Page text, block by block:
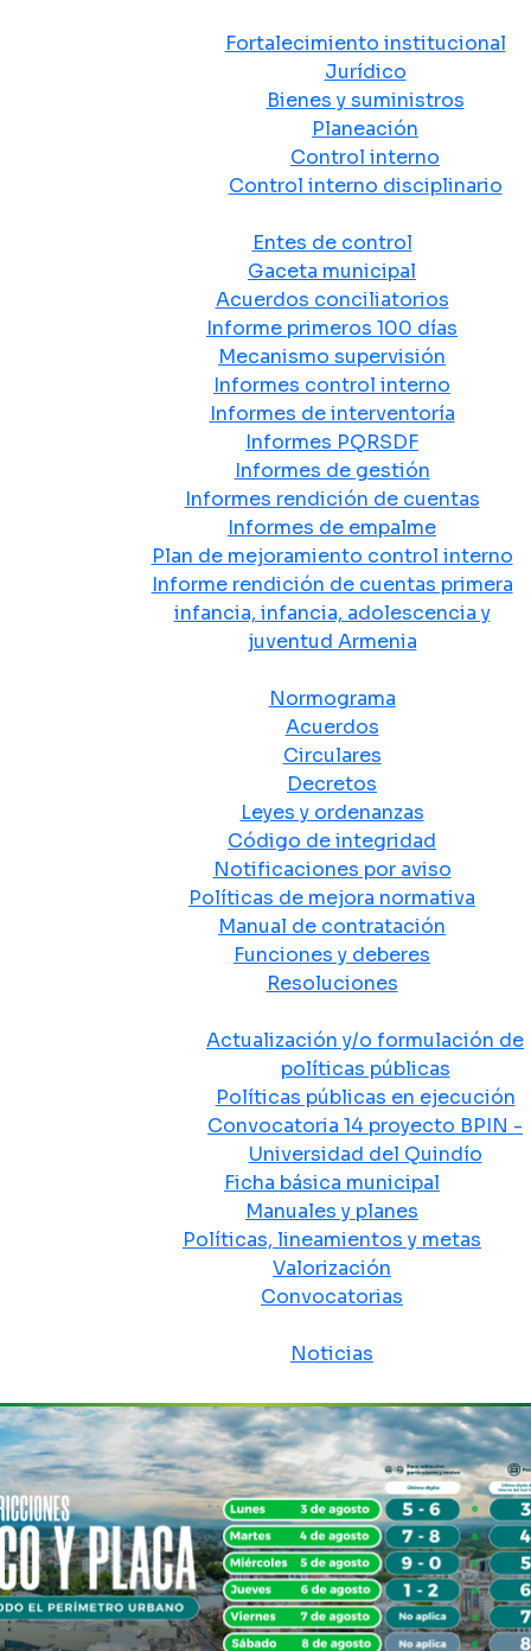
Fortalecimiento institucional
Jurídico
Bienes y suministros
Planeación
Control interno
Control interno disciplinario
Entes de control
Gaceta municipal
Acuerdos conciliatorios
Informe primeros 100 días
Mecanismo supervisión
Informes control interno
Informes de interventoría
Informes PQRSDF
Informes de gestión
Informes rendición de cuentas
Informes de empalme
Plan de mejoramiento control interno
Informe rendición de cuentas primera
infancia, infancia, adolescencia y
juventud Armenia
Normograma
Acuerdos
Circulares
Decretos
Leyes y ordenanzas
Código de integridad
Notificaciones por aviso
Políticas de mejora normativa
Manual de contratación
Funciones y deberes
Resoluciones
Actualización y/o formulación de
políticas públicas
Políticas públicas en ejecución
Convocatoria 14 proyecto BPIN -
Universidad del Quindío
Ficha básica municipal
Manuales y planes
Políticas, lineamientos y metas
Valorización
Convocatorias
Noticias